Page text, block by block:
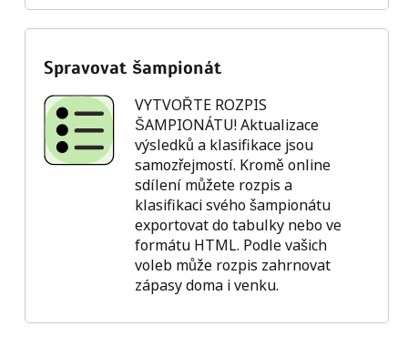
Spravovat šampionát
VYTVOŘTE ROZPIS
ŠAMPIONÁTU! Aktualizace
výsledků a klasifikace jsou
samozřejmostí. Kromě online
sdílení můžete rozpis a
klasifikaci svého šampionátu
exportovat do tabulky nebo ve
formátu HTML. Podle vašich
voleb může rozpis zahrnovat
zápasy doma i venku.